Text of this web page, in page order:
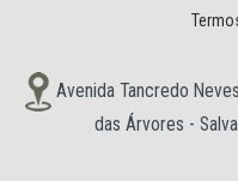
Avenida Tancredo
das Árvores -